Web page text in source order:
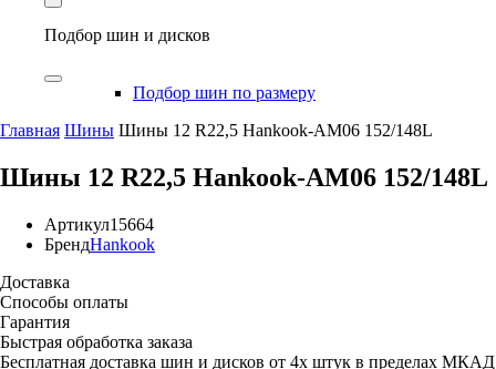
Подбор шин и дисков
Подбор шин по размеру
Главная Шины Шины 12 R22,5 Hankook-AM06 152/148L
Шины 12 R22,5 Hankook-AM06 152/148L
Артикул15664
БрендHankook
Доставка
Способы оплаты
Гарантия
Быстрая обработка заказа
Бесплатная доставка шин и дисков от 4х штук в пределах МКАД